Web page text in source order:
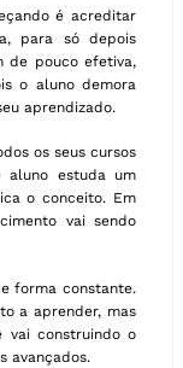
é acreditar
para só depois
de pouco efetiva,
o aluno demora
aprendizado.
os seus cursos
aluno estuda um
o conceito. Em
vai sendo
forma constante.
a aprender, mas
vai construindo o
avançados.